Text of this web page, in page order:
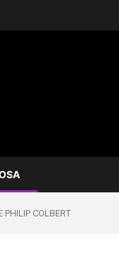
PHILIP COLBERT